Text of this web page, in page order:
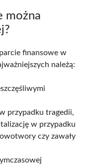
można
finansowe w
należą:
przypadku tragedii,
w przypadku
czy zawały